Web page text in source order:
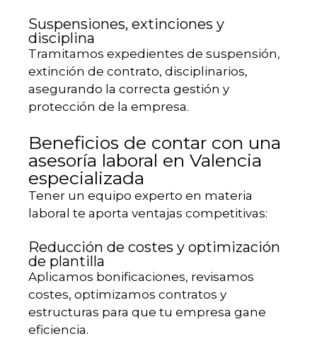
Suspensiones, extinciones y
disciplina
Tramitamos expedientes de suspensión,
extinción de contrato, disciplinarios,
asegurando la correcta gestión y
protección de la empresa.
Beneficios de contar con una
asesoría laboral en Valencia
especializada
Tener un equipo experto en materia
laboral te aporta ventajas competitivas:
Reducción de costes y optimización
de plantilla
Aplicamos bonificaciones, revisamos
costes, optimizamos contratos y
estructuras para que tu empresa gane
eficiencia.